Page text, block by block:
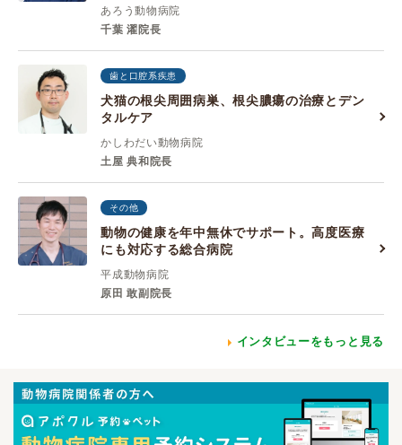
あろう動物病院
千葉 濯院長
歯と口腔系疾患
犬猫の根尖周囲病巣、根尖膿瘍の治療とデン
タルケア
かしわだい動物病院
土屋 典和院長
その他
動物の健康を年中無休でサポート。高度医療
にも対応する総合病院
平成動物病院
原田 敢副院長
インタビューをもっと見る